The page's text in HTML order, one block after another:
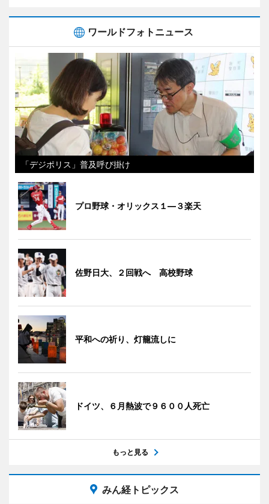
ワールドフォトニュース
「デジポリス」普及呼び掛け
プロ野球・オリックス１―３楽天
佐野日大、２回戦へ 高校野球
平和への祈り、灯籠流しに
ドイツ、６月熱波で９６００人死亡
もっと見る
みん経トピックス